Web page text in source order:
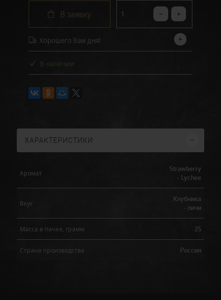
В заявку
Хорошего Вам дня!
В наличии
ХАРАКТЕРИСТИКИ
Аромат
Strawberry
- Lychee
Вкус
Клубника
- личи
Масса в пачке, грамм 25
Страна производства Россия